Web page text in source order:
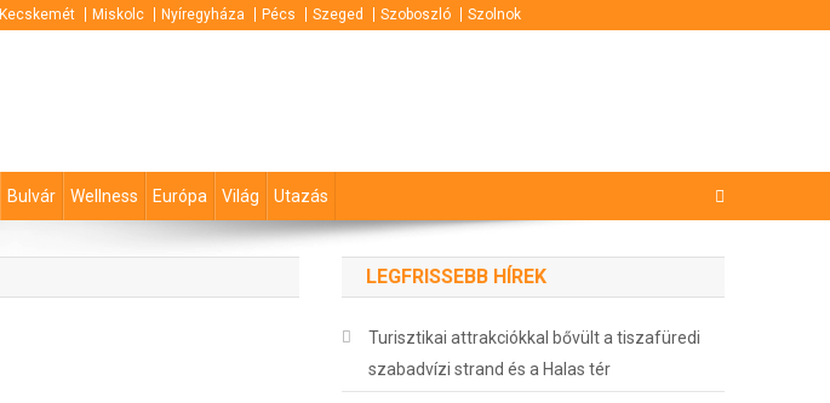
Kecskemét Miskolc Nyíregyháza Pécs Szeged Szoboszló Szolnok
Bulvár Wellness Európa Világ Utazás
LEGFRISSEBB HÍREK
Turisztikai attrakciókkal bővült a tiszafüredi
szabadvízi strand és a Halas tér